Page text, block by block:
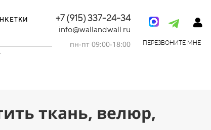
+7 (915) 337-24-34
info@wallandwall.ru
пн-пт 09:00-18:00
ПЕРЕЗВОНИТЕ МНЕ
ткань, велюр,